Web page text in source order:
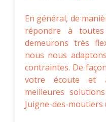
En général, de
répondre à
demeurons très
nous nous
contraintes. De
votre écoute et
meilleures
Juigne-des-moutiers